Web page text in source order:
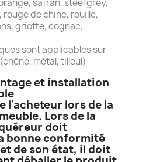
safran, steel grey,
de chine, rouille,
griotte, cognac,
sont applicables sur
métal, tilleul)
et installation
l'acheteur lors de la
Lors de la
doit
bonne conformité
de son état, il doit